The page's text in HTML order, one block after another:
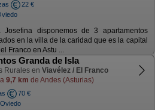
22 €
Josefina disponemos de 3 apartamentos
en la villa de la caridad que es la capital
Franco en Astu ...
Granda de Isla
Rurales en Viavélez / El Franco
a 9,7 km de Andes (Asturias)
70 €